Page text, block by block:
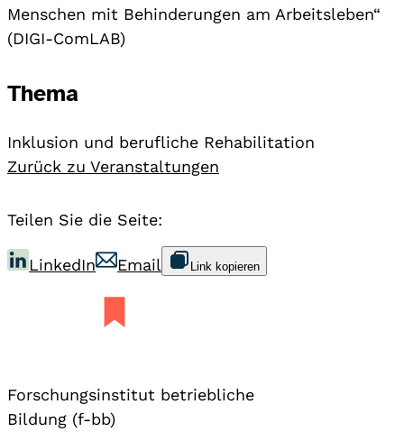
Menschen mit Behinderungen am Arbeitsleben“
(DIGI-ComLAB)
Thema
Inklusion und berufliche Rehabilitation
Zurück zu Veranstaltungen
Teilen Sie die Seite:
LinkedIn Email Link kopieren
Forschungsinstitut betriebliche
Bildung (f-bb)